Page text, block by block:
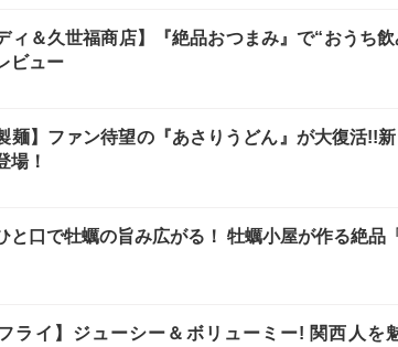
ィ＆久世福商店】『絶品おつまみ』で“おうち
ビュー
麺】ファン待望の『あさりうどん』が大復活!!
場！
と口で牡蠣の旨み広がる！ 牡蠣小屋が作る絶品
フライ】ジューシー＆ボリューミー! 関西人を